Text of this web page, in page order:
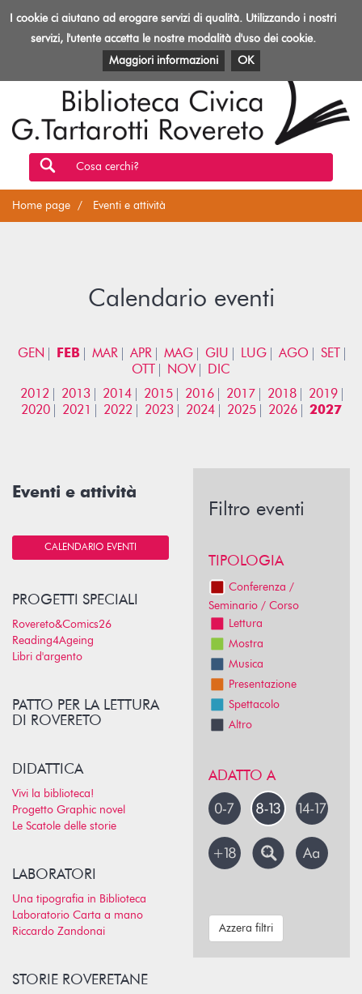
Toggle
Biblioteca
Rovereto
EVENTI E ATTIVITÀ PATRIMONIO E RISORSE
Cosa cerchi?
Home page Eventi e attività
Calendario eventi
GEN FEB MAR APR MAG GIU LUG AGO
SET
OTT
NOV
DIC
2012
2013 2014 2015 2016 2017 2018
2019
2020
2021 2022 2023 2024 2025 2026 2027
Eventi e attività
CALENDARIO EVENTI
PROGETTI SPECIALI
Rovereto&Comics26
Reading4Ageing
Libri d'argento
PATTO PER LA LETTURA
DI ROVERETO
DIDATTICA
Vivi la biblioteca!
Progetto Graphic novel
Le Scatole delle storie
LABORATORI
Una tipografia in Biblioteca
Laboratorio Carta a mano
Riccardo Zandonai
STORIE ROVERETANE
Filtro eventi
TIPOLOGIA
Conferenza /
Seminario / Corso
Lettura
Mostra
Musica
Presentazione
Spettacolo
Altro
ADATTO A
Azzera filtri
I cookie ci aiutano ad erogare servizi di qualità. Utilizzando i nostri
servizi, l'utente accetta le nostre modalità d'uso dei cookie.
Maggiori informazioni
OK